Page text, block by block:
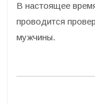
В настоящее
проводится
мужчины.